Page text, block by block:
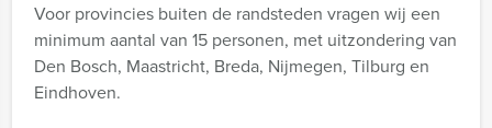
Voor provincies buiten de randsteden vragen wij een
minimum aantal van 15 personen, met uitzondering van
Den Bosch, Maastricht, Breda, Nijmegen, Tilburg en
Eindhoven.